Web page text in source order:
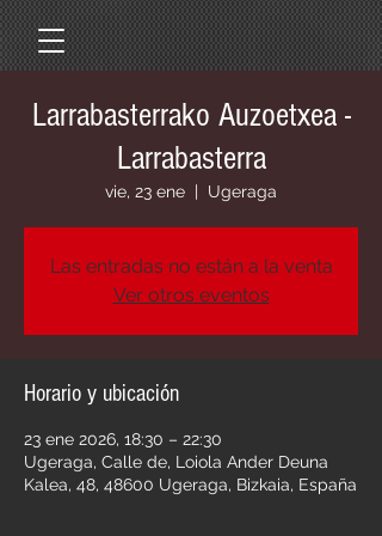
Larrabasterrako Auzoetxea -
Larrabasterra
vie, 23 ene
  |
Ugeraga
Las entradas no están a la venta
Ver otros eventos
Horario y ubicación
23 ene 2026, 18:30 – 22:30
Ugeraga, Calle de, Loiola Ander Deuna
Kalea, 48, 48600 Ugeraga, Bizkaia, España